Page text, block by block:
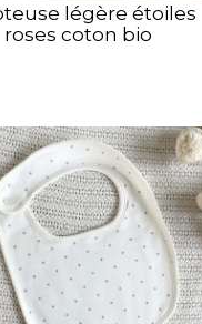
légère étoiles
roses coton bio